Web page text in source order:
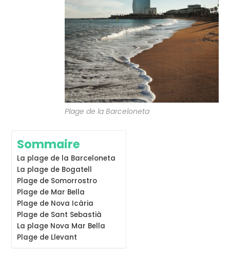
Plage de la Barceloneta
Sommaire
La plage de la Barceloneta
La plage de Bogatell
Plage de Somorrostro
Plage de Mar Bella
Plage de Nova Icària
Plage de Sant Sebastià
La plage Nova Mar Bella
Plage de Llevant